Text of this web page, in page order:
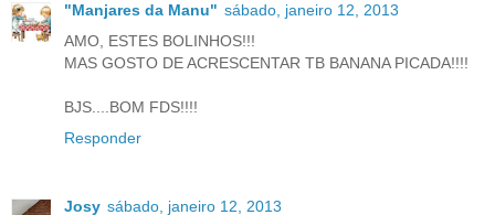
"Manjares da Manu" sábado, janeiro 12, 2013
AMO, ESTES BOLINHOS!!!
MAS GOSTO DE ACRESCENTAR TB BANANA PICADA!!!!
BJS....BOM FDS!!!!
Responder
Josy sábado, janeiro 12, 2013